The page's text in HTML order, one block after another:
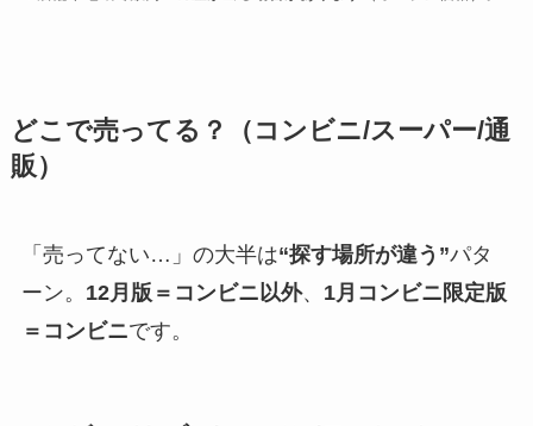
どこで売ってる？（コンビニ/スーパー/通
販）
「売ってない…」の大半は“探す場所が違う”パタ
ーン。 12月版＝コンビニ以外、 1月コンビニ限定版
＝コンビニです。